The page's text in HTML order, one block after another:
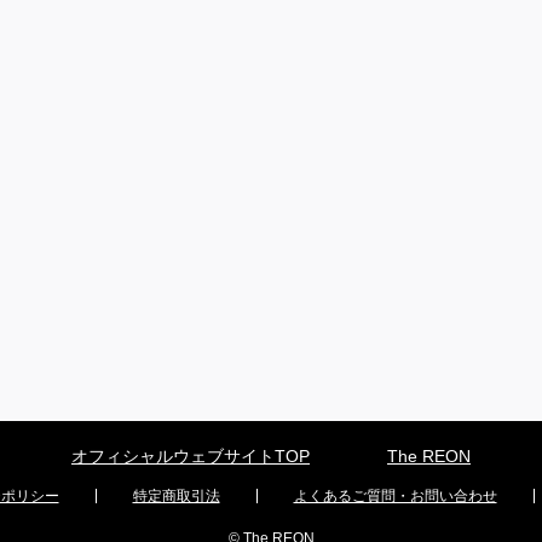
オフィシャルウェブサイトTOP The REON
リシー 特定商取引法 よくあるご質問・お問い合わせ
© The REON